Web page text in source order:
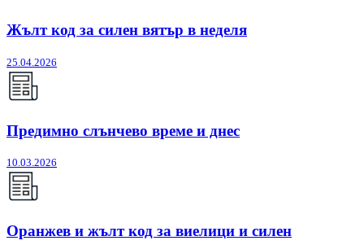
Жълт код за силен вятър в неделя
25.04.2026
Предимно слънчево време и днес
10.03.2026
Оранжев и жълт код за виелици и силен